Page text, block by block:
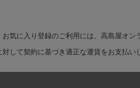
気に入り登録のご利用には、高島屋オン
して契約に基づき適正な運賃をお支払い